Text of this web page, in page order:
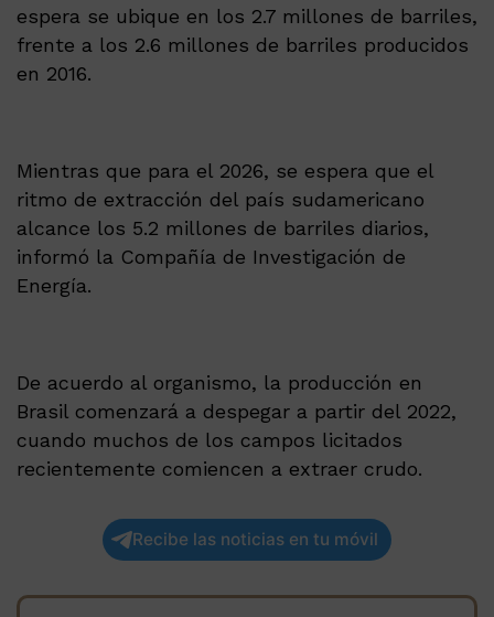
espera se ubique en los 2.7 millones de barriles,
frente a los 2.6 millones de barriles producidos
en 2016.
Mientras que para el 2026, se espera que el
ritmo de extracción del país sudamericano
alcance los 5.2 millones de barriles diarios,
informó la Compañía de Investigación de
Energía.
De acuerdo al organismo, la producción en
Brasil comenzará a despegar a partir del 2022,
cuando muchos de los campos licitados
recientemente comiencen a extraer crudo.
Recibe las noticias en tu móvil